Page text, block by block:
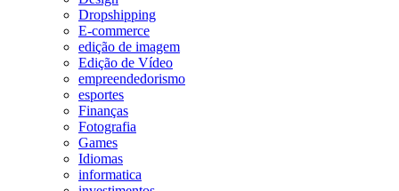
Dropshipping
E-commerce
edição de imagem
Edição de Vídeo
empreendedorismo
esportes
Finanças
Fotografia
Games
Idiomas
informatica